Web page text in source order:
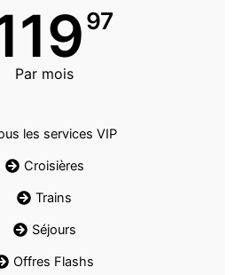
97
Par mois
les services VIP
Croisières
Trains
Séjours
Offres Flashs